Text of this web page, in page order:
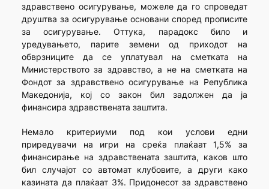
здравствено осигурување, можеле да го спроведат
друштва за осигурување основани според прописите
за осигурување. Оттука, парадокс било и
уредувањето, парите земени од приходот на
обврзниците да се уплатувал на сметката на
Министерството за здравство, а не на сметката на
Фондот за здравствено осигурување на Република
Македонија, кој со закон бил задолжен да ја
финансира здравствената заштита.
Немало критериуми под кои услови едни
приредувачи на игри на среќа плаќаат 1,5% за
финансирање на здравствената заштита, каков што
бил случајот со автомат клубовите, а други како
казината да плаќаат 3%. Придонесот за здравствено